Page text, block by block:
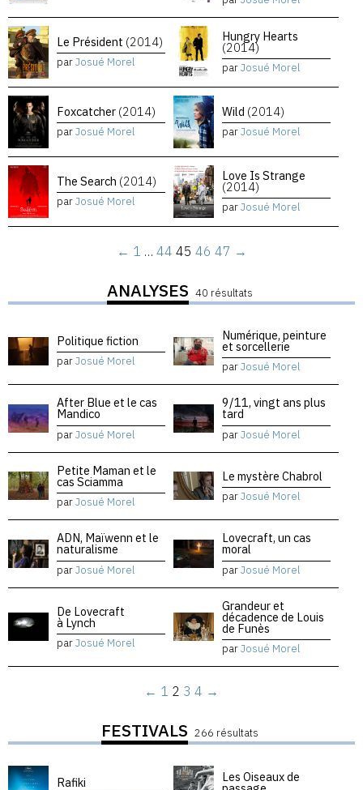
Le Président (2014)
parJosué Morel
Hungry Hearts
(2014)
parJosué Morel
Foxcatcher (2014)
parJosué Morel
Wild (2014)
parJosué Morel
The Search (2014)
parJosué Morel
Love Is Strange
(2014)
parJosué Morel
← 1 … 44 45 46 47 →
ANALYSES 40 résultats
Politique fiction
parJosué Morel
Numérique, peinture
et sorcellerie
parJosué Morel
After Blue et le cas
Mandico
parJosué Morel
9/11, vingt ans plus
tard
parJosué Morel
Petite Maman et le
cas Sciamma
parJosué Morel
Le mystère Chabrol
parJosué Morel
ADN, Maïwenn et le
naturalisme
parJosué Morel
Lovecraft, un cas
moral
parJosué Morel
De Lovecraft
à Lynch
parJosué Morel
Grandeur et
décadence de Louis
de Funès
parJosué Morel
← 1 2 3 4 →
FESTIVALS 266 résultats
Rafiki Les Oiseaux de